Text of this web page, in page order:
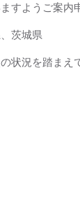
すようご案内
茨城県
状況を踏まえ